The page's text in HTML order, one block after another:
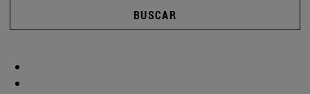
BUSCAR